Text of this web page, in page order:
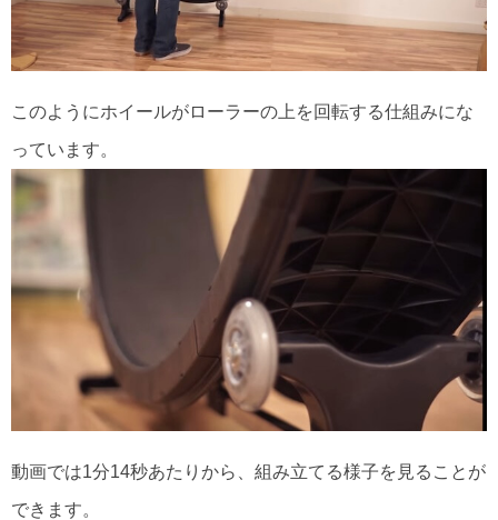
このようにホイールがローラーの上を回転する仕組みにな
っています。
動画では1分14秒あたりから、組み立てる様子を見ることが
できます。